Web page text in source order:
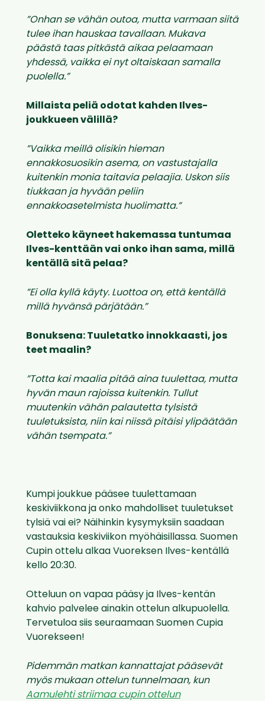
”Onhan se vähän outoa, mutta varmaan siitä
tulee ihan hauskaa tavallaan. Mukava
päästä taas pitkästä aikaa pelaamaan
yhdessä, vaikka ei nyt oltaiskaan samalla
puolella.”
Millaista peliä odotat kahden Ilves-
joukkueen välillä?
”Vaikka meillä olisikin hieman
ennakkosuosikin asema, on vastustajalla
kuitenkin monia taitavia pelaajia. Uskon siis
tiukkaan ja hyvään peliin
ennakkoasetelmista huolimatta.”
Oletteko käyneet hakemassa tuntumaa
Ilves-kenttään vai onko ihan sama, millä
kentällä sitä pelaa?
”Ei olla kyllä käyty. Luottoa on, että kentällä
millä hyvänsä pärjätään.”
Bonuksena: Tuuletatko innokkaasti, jos
teet maalin?
”Totta kai maalia pitää aina tuulettaa, mutta
hyvän maun rajoissa kuitenkin. Tullut
muutenkin vähän palautetta tylsistä
tuuletuksista, niin kai niissä pitäisi ylipäätään
vähän tsempata.”
Kumpi joukkue pääsee tuulettamaan
keskiviikkona ja onko mahdolliset tuuletukset
tylsiä vai ei? Näihinkin kysymyksiin saadaan
vastauksia keskiviikon myöhäisillassa. Suomen
Cupin ottelu alkaa Vuoreksen Ilves-kentällä
kello 20:30.
Otteluun on vapaa pääsy ja Ilves-kentän
kahvio palvelee ainakin ottelun alkupuolella.
Tervetuloa siis seuraamaan Suomen Cupia
Vuorekseen!
Pidemmän matkan kannattajat pääsevät
myös mukaan ottelun tunnelmaan, kun
Aamulehti striimaa cupin ottelun